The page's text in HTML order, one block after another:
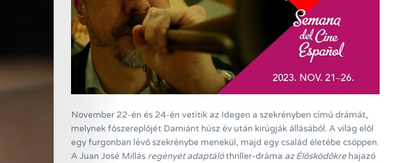
November 22-én és 24-én vetítik az Idegen a szekrényben című drámát,
melynek főszereplőjét Damiánt húsz év után kirúgják állásából. A világ elől
egy furgonban lévő szekrénybe menekül, majd egy család életébe csöppen.
A Juan José Millás regényét adaptálóthriller-dráma az Élősködőkrehajazó